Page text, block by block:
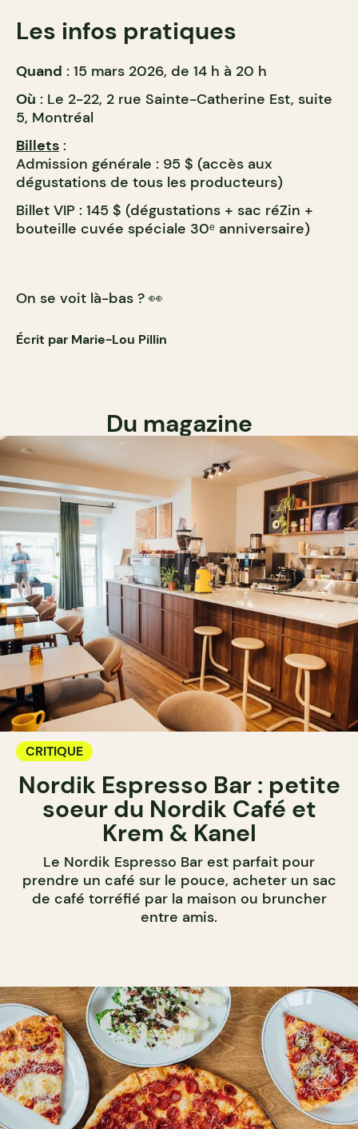
Les infos pratiques
Quand : 15 mars 2026, de 14 h à 20 h
Où : Le 2-22, 2 rue Sainte-Catherine Est, suite
5, Montréal
Billets :
Admission générale : 95 $ (accès aux
dégustations de tous les producteurs)
Billet VIP : 145 $ (dégustations + sac réZin +
bouteille cuvée spéciale 30ᵉ anniversaire)
On se voit là-bas ? 👀
Écrit par Marie-Lou Pillin
Du magazine
CRITIQUE
Nordik Espresso Bar : petite
soeur du Nordik Café et
Krem & Kanel
Le Nordik Espresso Bar est parfait pour
prendre un café sur le pouce, acheter un sac
de café torréfié par la maison ou bruncher
entre amis.